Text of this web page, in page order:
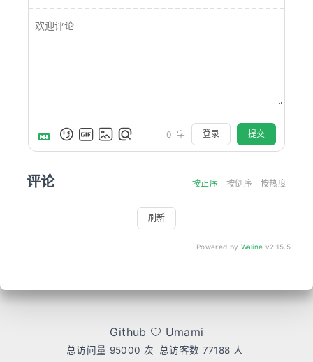
0 字 登录 提交
评论 按正序 按倒序 按热度
刷新
Powered by Waline v2.15.5
Github Umami
总访问量 95000 次 总访客数 77188 人